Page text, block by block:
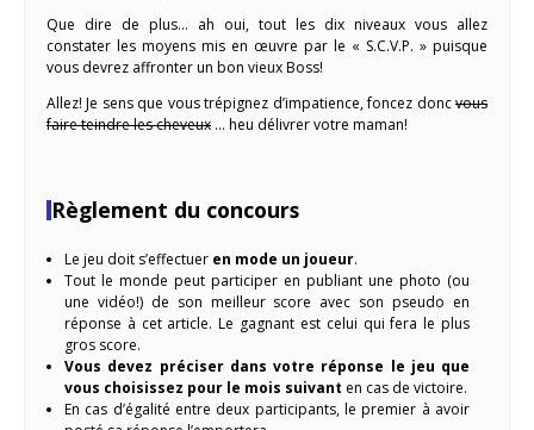
Que dire de plus… ah oui, tout les dix niveaux vous allez
constater les moyens mis en œuvre par le « S.C.V.P. » puisque
vous devrez affronter un bon vieux Boss!
Allez! Je sens que vous trépignez d’impatience, foncez doncvous
faire teindre les cheveux … heu délivrer votre maman!
Règlement du concours
Le jeu doit s’effectuer en mode un joueur.
Tout le monde peut participer en publiant une photo (ou
une vidéo!) de son meilleur score avec son pseudo en
réponse à cet article. Le gagnant est celui qui fera le plus
gros score.
Vous devez préciser dans votre réponse le jeu que
vous choisissez pour le mois suivant en cas de victoire.
En cas d’égalité entre deux participants, le premier à avoir